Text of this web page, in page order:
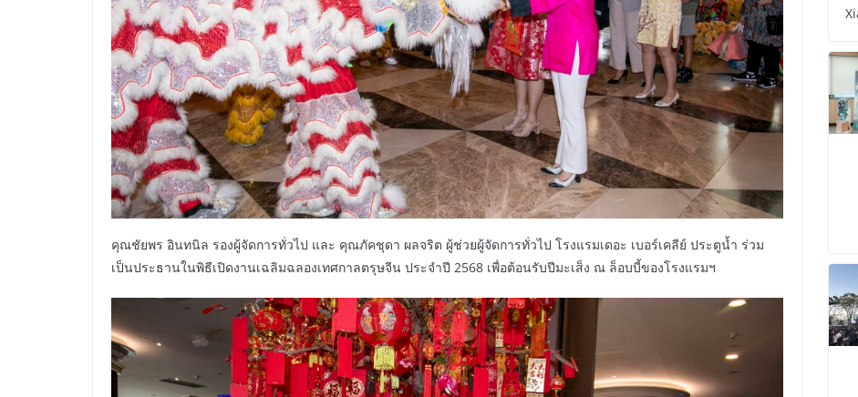
คุณชัยพร อินทนิล รองผู้จัดการทั่วไป และ คุณภัคชุดา ผลจริต ผู้ช่วยผู้จัดการทั่วไป โรงแรมเดอะ เบอร์เคลีย์ ประตูน้ำ ร่วม
เป็นประธานในพิธีเปิดงานเฉลิมฉลองเทศกาลตรุษจีน ประจำปี 2568 เพื่อต้อนรับปีมะเส็ง ณ ล็อบบี้ของโรงแรมฯ